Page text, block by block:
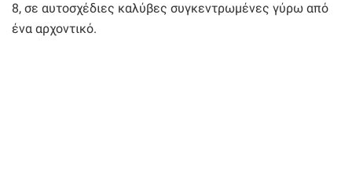
8, σε αυτοσχέδιες καλύβες συγκεντρωμένες γύρω από
ένα αρχοντικό.